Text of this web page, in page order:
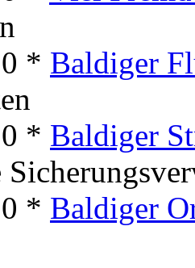
* Baldiger
* Baldiger
* Baldiger